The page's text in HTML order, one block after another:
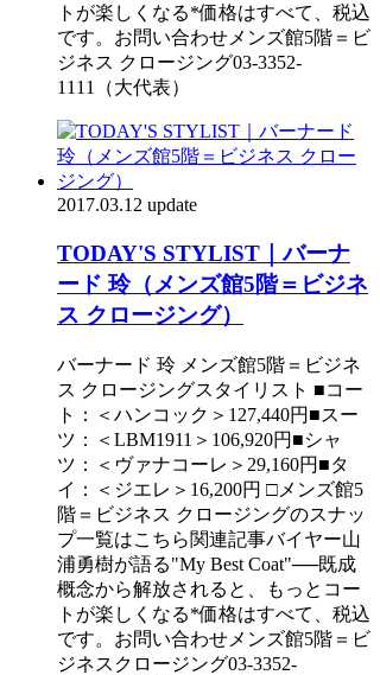
トが楽しくなる*価格はすべて、税込
です。お問い合わせメンズ館5階＝ビ
ジネス クロージング03-3352-
1111（大代表）
2017.03.12 update
TODAY'S STYLIST｜バーナ
ード 玲（メンズ館5階＝ビジネ
ス クロージング）
バーナード 玲 メンズ館5階＝ビジネ
ス クロージングスタイリスト ■コー
ト：＜ハンコック＞127,440円■スー
ツ：＜LBM1911＞106,920円■シャ
ツ：＜ヴァナコーレ＞29,160円■タ
イ：＜ジエレ＞16,200円 □メンズ館5
階＝ビジネス クロージングのスナッ
プ一覧はこちら関連記事バイヤー山
浦勇樹が語る"My Best Coat"──既成
概念から解放されると、もっとコー
トが楽しくなる*価格はすべて、税込
です。お問い合わせメンズ館5階＝ビ
ジネスクロージング03-3352-